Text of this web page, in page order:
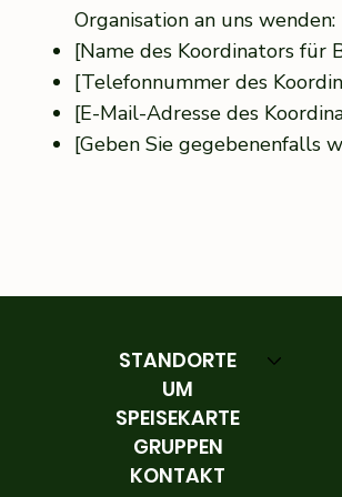
Organisation an uns wenden:
[Name des Koordinators für
[Telefonnummer des
[E-Mail-Adresse des
[Geben Sie gegebenenfalls
STANDORTE
UM
SPEISEKARTE
GRUPPEN
KONTAKT